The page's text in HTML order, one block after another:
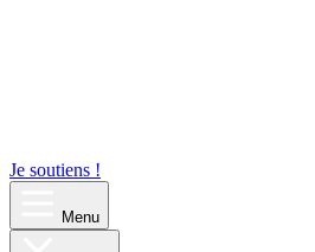
Je soutiens !
Menu